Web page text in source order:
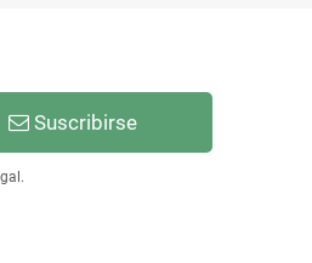
Suscribirse